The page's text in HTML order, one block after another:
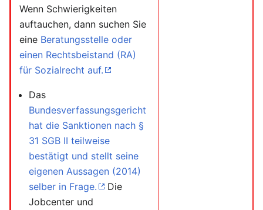
Wenn Schwierigkeiten
auftauchen, dann suchen Sie
eine Beratungsstelle oder
einen Rechtsbeistand (RA)
für Sozialrecht auf.
Das
Bundesverfassungsgericht
hat die Sanktionen nach §
31 SGB II teilweise
bestätigt und stellt seine
eigenen Aussagen (2014)
selber in Frage.
Die
Jobcenter und